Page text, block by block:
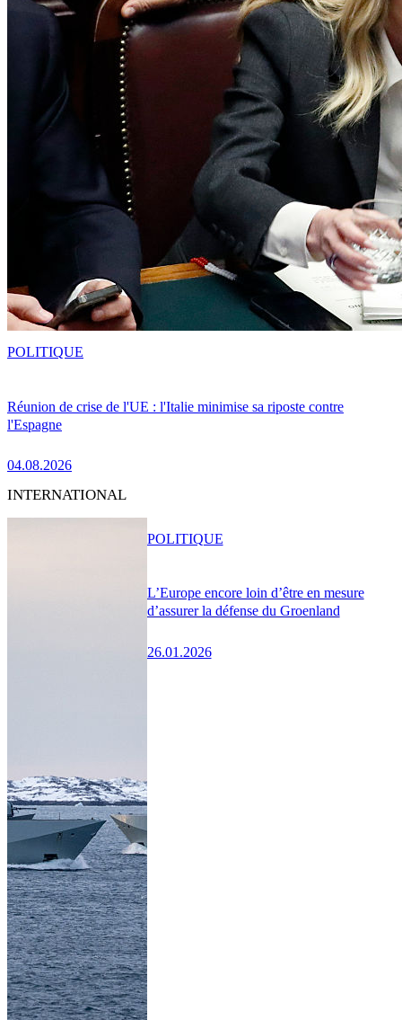
Réunion de crise de l'UE : l'Italie minimise sa riposte contre
l'Espagne
04.08.2026
POLITIQUE
INTERNATIONAL
L’Europe encore loin d’être en mesure
d’assurer la défense du Groenland
26.01.2026
POLITIQUE